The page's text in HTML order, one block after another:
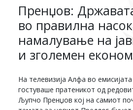
Пренџов:
во правилна
намалување на
и зголемен
На телевизија Алфа во
гостуваше пратеникот од
Љупчо Пренџов кој на самиот